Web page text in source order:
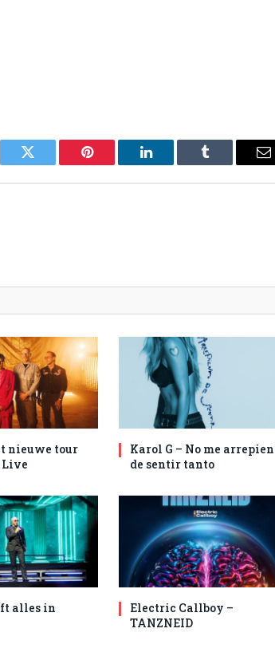
Twitter Pinterest LinkedIn Tumblr
nieuwe tour
Live
Karol G – No me
de sentir tanto
alles in
Electric Callboy –
TANZNEID